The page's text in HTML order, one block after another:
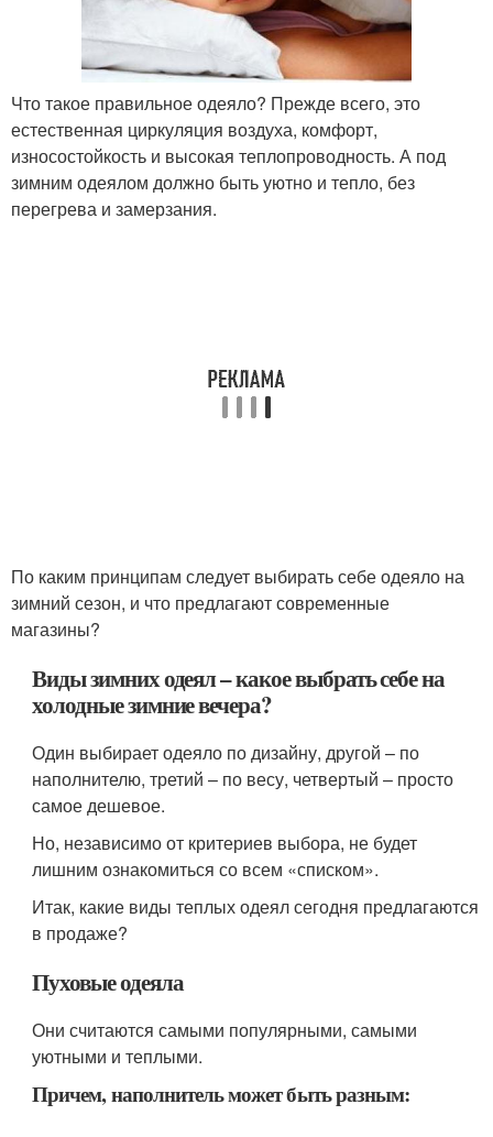
Что такое правильное одеяло? Прежде всего, это
естественная циркуляция воздуха, комфорт,
износостойкость и высокая теплопроводность. А под
зимним одеялом должно быть уютно и тепло, без
перегрева и замерзания.
По каким принципам следует выбирать себе одеяло на
зимний сезон, и что предлагают современные
магазины?
Виды зимних одеял – какое выбрать себе на
холодные зимние вечера?
Один выбирает одеяло по дизайну, другой – по
наполнителю, третий – по весу, четвертый – просто
самое дешевое.
Но, независимо от критериев выбора, не будет
лишним ознакомиться со всем «списком».
Итак, какие виды теплых одеял сегодня предлагаются
в продаже?
Пуховые одеяла
Они считаются самыми популярными, самыми
уютными и теплыми.
Причем, наполнитель может быть разным: